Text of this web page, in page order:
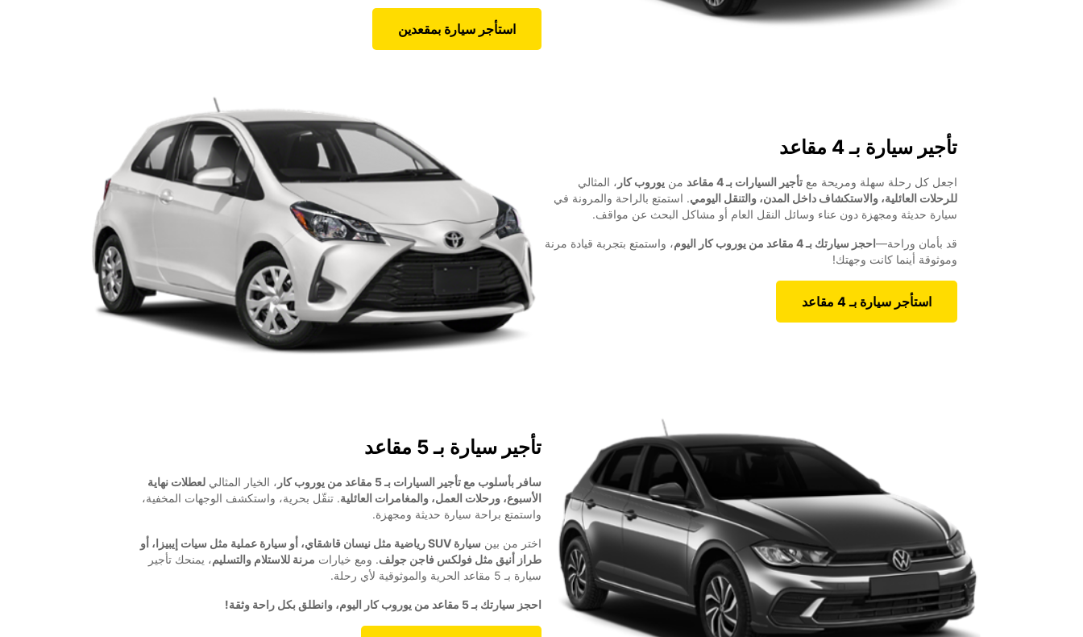
استأجر سيارة بمقعدين
تأجير سيارة بـ 4 مقاعد
اجعل كل رحلة سهلة ومريحة مع تأجير السيارات بـ 4 مقاعد من يوروب كار ، المثالي
للرحلات العائلية، والاستكشاف داخل المدن، والتنقل اليومي. استمتع بالراحة والمرونة في
سيارة حديثة ومجهزة دون عناء وسائل النقل العام أو مشاكل البحث عن مواقف.
قد بأمان وراحة—احجز سيارتك بـ 4 مقاعد من يوروب كار اليوم
، واستمتع بتجربة قيادة مرنة
وموثوقة أينما كانت وجهتك!
استأجر سيارة بـ 4 مقاعد
تأجير سيارة بـ 5 مقاعد
سافر بأسلوب مع تأجير السيارات بـ 5 مقاعد من يوروب كار ، الخيار المثالي لعطلات نهاية
الأسبوع، ورحلات العمل، والمغامرات العائلية. تنقّل بحرية، واستكشف الوجهات المخفية،
واستمتع براحة سيارة حديثة ومجهزة.
اختر من بين
سيارة SUV رياضية مثل نيسان قاشقاي، أو سيارة عملية مثل سيات إيبيزا، أو
طراز أنيق مثل فولكس فاجن جولف. ومع خيارات مرنة للاستلام والتسليم، يمنحك تأجير
سيارة بـ 5 مقاعد الحرية والموثوقية لأي رحلة.
احجز سيارتك بـ 5 مقاعد من يوروب كار اليوم، وانطلق بكل راحة وثقة!